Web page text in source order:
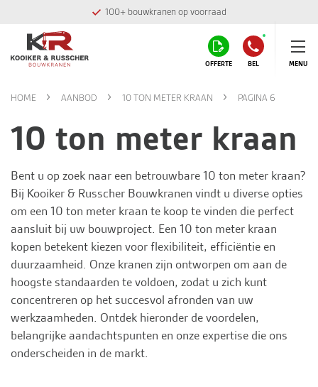
100+ bouwkranen op voorraad
OFFERTE BEL MENU
HOME AANBOD 10 TON METER KRAAN PAGINA 6
10 ton meter kraan
Bent u op zoek naar een betrouwbare 10 ton meter kraan?
Bij Kooiker & Russcher Bouwkranen vindt u diverse opties
om een 10 ton meter kraan te koop te vinden die perfect
aansluit bij uw bouwproject. Een 10 ton meter kraan
kopen betekent kiezen voor flexibiliteit, efficiëntie en
duurzaamheid. Onze kranen zijn ontworpen om aan de
hoogste standaarden te voldoen, zodat u zich kunt
concentreren op het succesvol afronden van uw
werkzaamheden. Ontdek hieronder de voordelen,
belangrijke aandachtspunten en onze expertise die ons
onderscheiden in de markt.